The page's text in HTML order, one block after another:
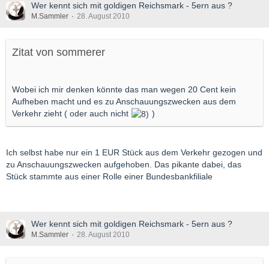
Wer kennt sich mit goldigen Reichsmark - 5ern aus ?
M.Sammler 28. August 2010
Zitat von sommerer
Wobei ich mir denken könnte das man wegen 20 Cent kein
Aufheben macht und es zu Anschauungszwecken aus dem
Verkehr zieht ( oder auch nicht
)
Ich selbst habe nur ein 1 EUR Stück aus dem Verkehr gezogen und
zu Anschauungszwecken aufgehoben. Das pikante dabei, das
Stück stammte aus einer Rolle einer Bundesbankfiliale
Wer kennt sich mit goldigen Reichsmark - 5ern aus ?
M.Sammler 28. August 2010